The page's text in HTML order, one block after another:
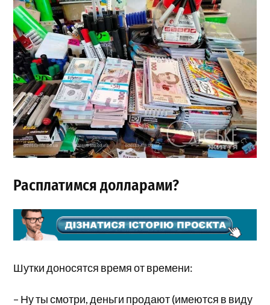
Расплатимся долларами?
Шутки доносятся время от времени:
– Ну ты смотри, деньги продают (имеются в виду